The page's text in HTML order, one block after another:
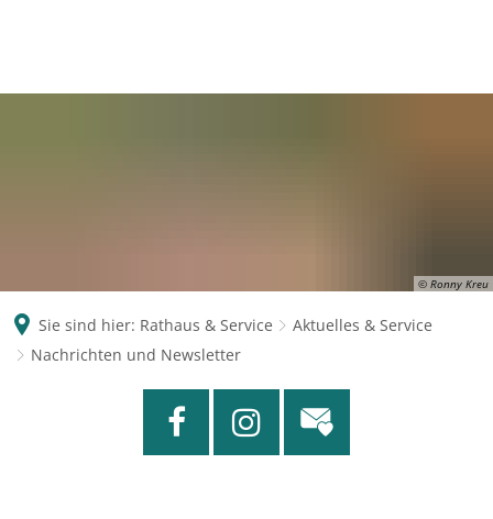
© Ronny Kreu
Sie sind hier: Rathaus & Service
Aktuelles & Service
Nachrichten und Newsletter